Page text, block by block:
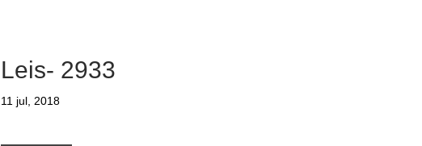
Leis- 2933
11 jul, 2018